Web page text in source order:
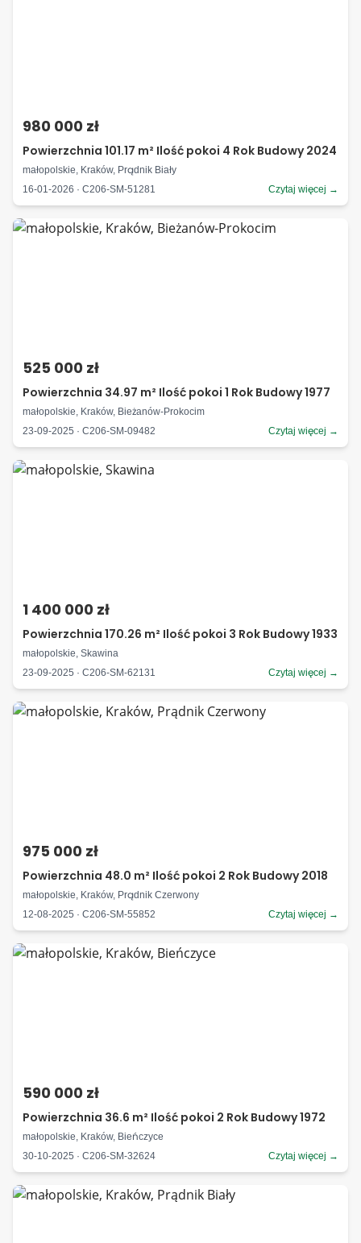
980 000 zł
Powierzchnia 101.17 m² Ilość pokoi 4 Rok Budowy 2024
małopolskie, Kraków, Prądnik Biały
16-01-2026 · C206-SM-51281
Czytaj więcej →
525 000 zł
Powierzchnia 34.97 m² Ilość pokoi 1 Rok Budowy 1977
małopolskie, Kraków, Bieżanów-Prokocim
23-09-2025 · C206-SM-09482
Czytaj więcej →
1 400 000 zł
Powierzchnia 170.26 m² Ilość pokoi 3 Rok Budowy 1933
małopolskie, Skawina
23-09-2025 · C206-SM-62131
Czytaj więcej →
975 000 zł
Powierzchnia 48.0 m² Ilość pokoi 2 Rok Budowy 2018
małopolskie, Kraków, Prądnik Czerwony
12-08-2025 · C206-SM-55852
Czytaj więcej →
590 000 zł
Powierzchnia 36.6 m² Ilość pokoi 2 Rok Budowy 1972
małopolskie, Kraków, Bieńczyce
30-10-2025 · C206-SM-32624
Czytaj więcej →